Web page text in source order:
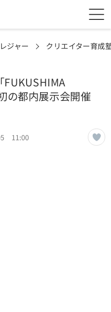
ジャー クリエイター育成
FUKUSHIMA
の都内展示会開催
11:00